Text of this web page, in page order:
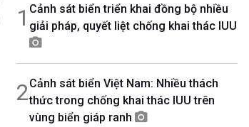
1 Cảnh sát biển triển khai đồng bộ nhiều
giải pháp, quyết liệt chống khai thác IUU
2Cảnh sát biển Việt Nam: Nhiều thách
thức trong chống khai thác IUU trên
vùng biển giáp ranh